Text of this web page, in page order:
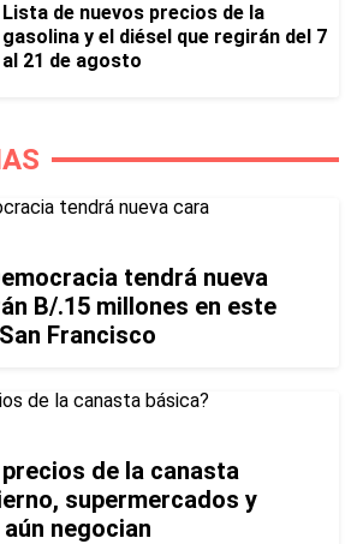
Lista de nuevos precios de la
gasolina y el diésel que regirán del 7
al 21 de agosto
tendrá nueva
B/.15 millones en este
Francisco
de la canasta
supermercados y
negocian